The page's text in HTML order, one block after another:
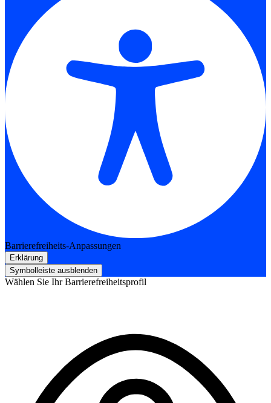
Barrierefreiheits-Anpassungen
Erklärung
Symbolleiste ausblenden
Wählen Sie Ihr Barrierefreiheitsprofil